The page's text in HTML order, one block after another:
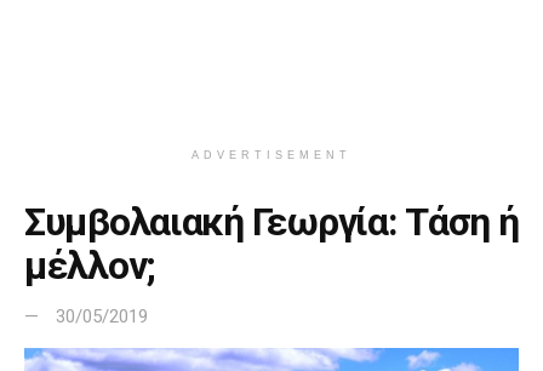
ADVERTISEMENT
Συμβολαιακή Γεωργία: Τάση ή
μέλλον;
30/05/2019